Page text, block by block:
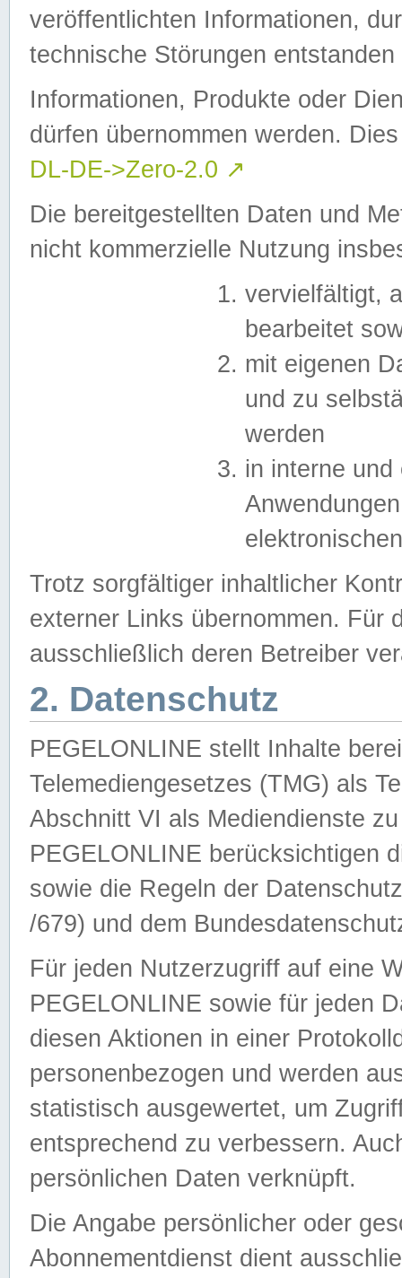
veröffentlichten Informationen,
technische Störungen
Informationen, Produkte oder
dürfen übernommen werden.
DL-DE->Zero-2.0 ↗
Die bereitgestellten Daten und
nicht kommerzielle Nutzung
vervielfältigt,
bearbeitet
mit eigenen
und zu
werden
in interne
Trotz sorgfältiger inhaltlicher
externer Links übernommen. Für
ausschließlich deren Betreiber
2. Datenschutz
PEGELONLINE stellt Inhalte
Telemediengesetzes (TMG) als
Abschnitt VI als Mediendienste
PEGELONLINE berücksichtigen
sowie die Regeln der
/679) und dem
Für jeden Nutzerzugriff auf eine
PEGELONLINE sowie für jeden
diesen Aktionen in einer
personenbezogen und werden
statistisch ausgewertet, um
entsprechend zu verbessern.
persönlichen Daten verknüpft.
Die Angabe persönlicher oder
Abonnementdienst dient